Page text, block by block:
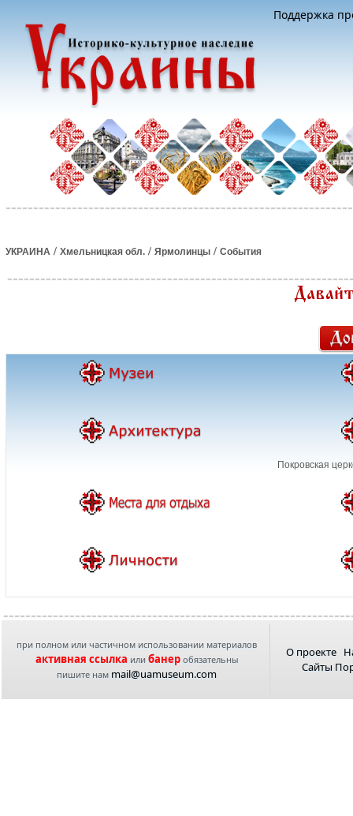
Поддержка
УКРАИНА / Хмельницкая обл. / Ярмолинцы / События
Покровская
при полном или частичном использовании материалов
активная ссылка или банеробязательны
пишите нам mail@uamuseum.com
О проекте
Сайты